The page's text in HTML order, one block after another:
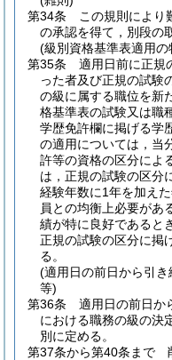
第34条
この規則により
の承認を得て，別段の
(級別資格基準表適用の
第35条
適用日前に正規
った者及び正規の試験
の級に属する職位を新
格基準表の試験又は職
学歴免許欄に掲げる学
の適用については，当
許等の資格の区分によ
は，正規の試験の区分
経験年数に1年を加えた
員との均衡上必要があ
績が特に良好であると
正規の試験の区分に掲
る。
(適用日の前日から引
等)
第36条
適用日の前日か
における職務の級の決
別に定める。
第37条から第40条まで